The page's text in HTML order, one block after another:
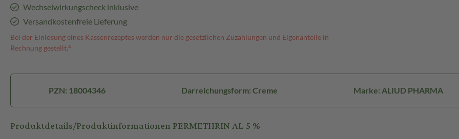
Wechselwirkungscheck inklusive
Versandkostenfreie Lieferung
Bei der Einlösung eines Kassenrezeptes werden nur die gesetzlichen Zuzahlungen und Eigenanteile in
Rechnung gestellt.⁴
PZN: 18004346 Darreichungsform: Creme Marke: ALIUD PHARMA
Produktdetails/Produktinformationen PERMETHRIN AL 5 %